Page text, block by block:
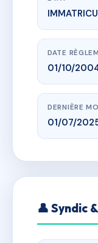
13-15-17-19-
DATE
01/10/
DERNIÈRE
01/07/
👤 Syndic